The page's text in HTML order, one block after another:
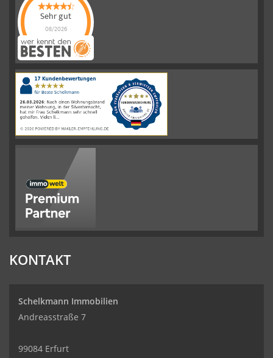
Sehr gut
08/2026
Schelkmann
Immobilienhat
|110Schelkmann
ImmobilienBewertungen
auf
werkenntdenBESTEN.de
KONTAKT
Schelkmann Immobilien
Andreasstraße 7
99084 Erfurt